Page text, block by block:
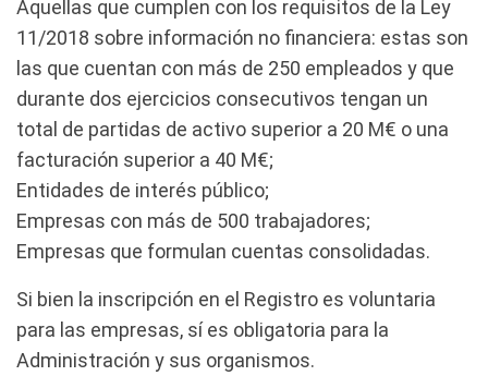
Aquellas que cumplen con los requisitos de la Ley
11/2018 sobre información no financiera: estas son
las que cuentan con más de 250 empleados y que
durante dos ejercicios consecutivos tengan un
total de partidas de activo superior a 20 M€ o una
facturación superior a 40 M€;
Entidades de interés público;
Empresas con más de 500 trabajadores;
Empresas que formulan cuentas consolidadas.
Si bien la inscripción en el Registro es voluntaria
para las empresas, sí es obligatoria para la
Administración y sus organismos.